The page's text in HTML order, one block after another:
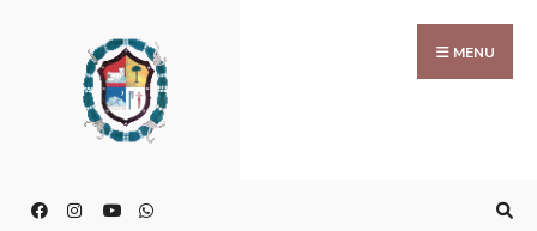
MENU